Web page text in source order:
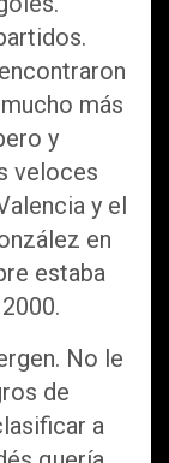
más
y
veloces
y el
en
estaba
No le
de
a